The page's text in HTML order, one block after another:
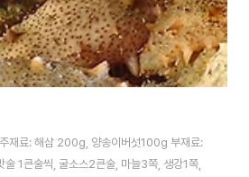
재료: 해삼 200g, 양송이버섯100g 부재료:
1큰술씩, 굴소스2큰술, 마늘3쪽, 생강1쪽,